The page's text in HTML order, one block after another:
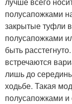
полусапожками
закрытые туфли
полусапожками
быть
встречаются
лишь до
ходьбе. Такая
полусапожками